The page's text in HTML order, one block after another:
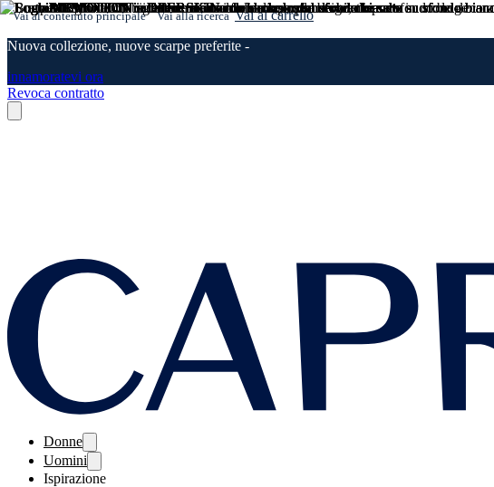
Vai al contenuto principale Vai alla ricerca Vai al carrello
Nuova collezione, nuove scarpe preferite -
innamoratevi ora
Revoca contratto
Donne
Uomini
Ispirazione